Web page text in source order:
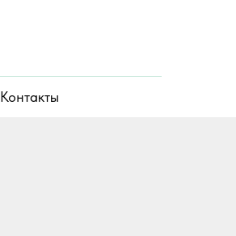
Контакты